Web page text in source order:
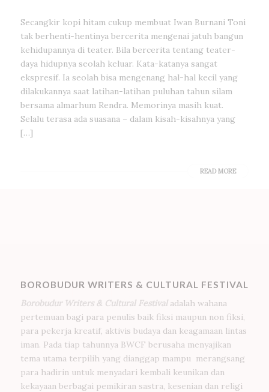
Secangkir kopi hitam cukup membuat Iwan Burnani Toni
tak berhenti-hentinya bercerita mengenai jatuh bangun
kehidupannya di teater. Bila bercerita tentang teater-
daya hidupnya seolah keluar. Kata-katanya sangat
ekspresif. Ia seolah bisa mengenang hal-hal kecil yang
dilakukannya saat latihan-latihan puluhan tahun silam
bersama almarhum Rendra. Memorinya masih kuat.
Selalu terasa ada suasana – dalam kisah-kisahnya yang
[…]
READ MORE
BOROBUDUR WRITERS & CULTURAL FESTIVAL
Borobudur Writers & Cultural Festival adalah wahana
pertemuan bagi para penulis baik fiksi maupun non fiksi,
para pekerja kreatif, aktivis budaya dan keagamaan lintas
iman. Pada tiap tahunnya BWCF berusaha menyajikan
tema utama terpilih yang dianggap mampu merangsang
para hadirin untuk menyadari kembali keunikan dan
kekayaan berbagai pemikiran sastra, kesenian dan religi